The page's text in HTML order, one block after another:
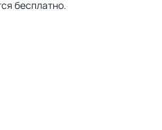
бесплатно.